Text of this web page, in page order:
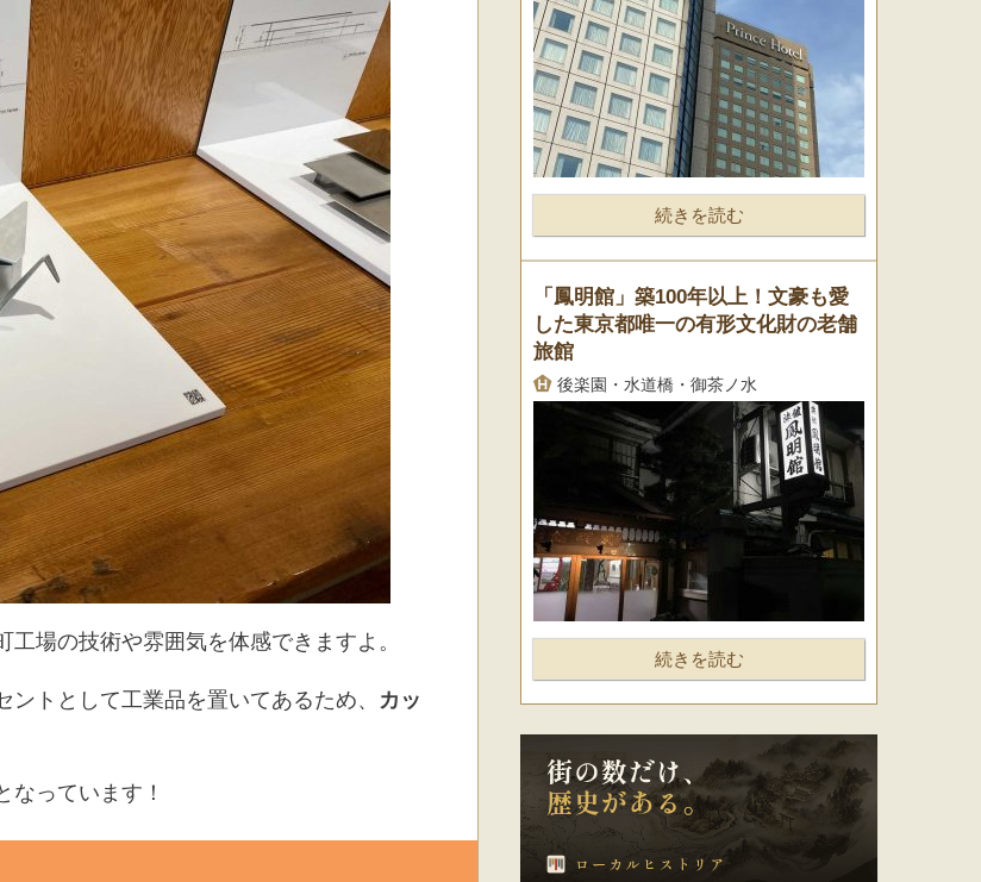
場の技術や雰囲気を体感できますよ。
トとして工業品を置いてあるため、 カッ
っています！
続きを読む
「鳳明館」築100年以上！文豪も愛
した東京都唯一の有形文化財の老舗
旅館
後楽園・水道橋・御茶ノ水
続きを読む